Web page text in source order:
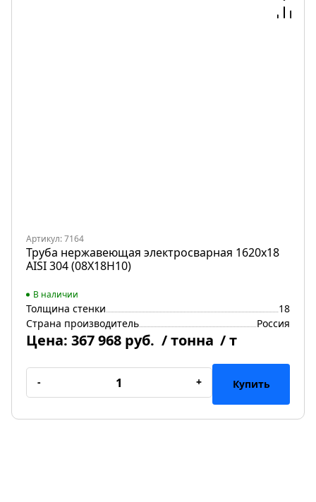
Артикул: 7164
Труба нержавеющая электросварная 1620х18
AISI 304 (08Х18Н10)
В наличии
Толщина стенки
18
Страна производитель
Россия
Цена: 367 968 руб. / тонна / т
- + Купить